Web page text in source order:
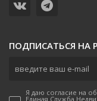
ПОДПИСАТЬСЯ НА
Я даю согласие на
Единая Служба